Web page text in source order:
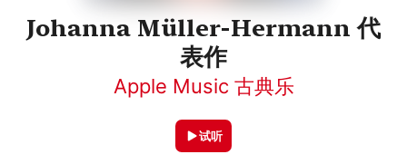
Johanna Müller-Hermann 代
表作
Apple Music 古典乐
试听